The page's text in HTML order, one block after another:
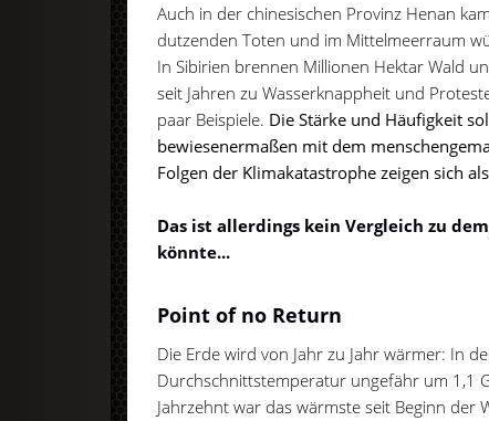
Auch in der chinesischen Provinz Henan
dutzenden Toten und im Mittelmeerraum
In Sibirien brennen Millionen Hektar Wald
seit Jahren zu Wasserknappheit und
paar Beispiele. Die Stärke und Häufigkeit
bewiesenermaßen mit dem
Folgen der Klimakatastrophe zeigen sich
Das ist allerdings kein Vergleich zu
könnte...
Point of no Return
Die Erde wird von Jahr zu Jahr wärmer: In
Durchschnittstemperatur ungefähr um 1,1
Jahrzehnt war das wärmste seit Beginn der